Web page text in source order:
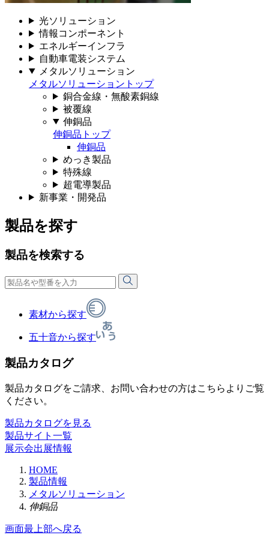
光ソリューション
情報コンポーネント
エネルギーインフラ
自動車電装システム
メタルソリューション
メタルソリューショントップ
銅合金線・無酸素銅線
被覆線
伸銅品
伸銅品トップ
伸銅品
めっき製品
特殊線
超電導製品
新事業・開発品
製品を探す
製品を検索する
素材から探す
五十音から探す
製品カタログ
製品カタログをご請求、お問い合わせの方はこちらよりご覧
ください。
製品カタログを見る
製品サイト一覧
展示会出展情報
HOME
製品情報
メタルソリューション
伸銅品
画面最上部へ戻る